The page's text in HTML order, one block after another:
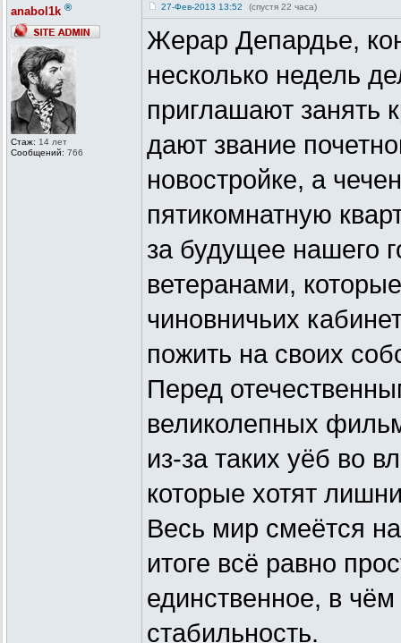
anabol1k ®
Стаж: 14 лет
Сообщений: 766
27-Фев-2013 13:52 (спустя 22 часа)
Жерар Депардье,
несколько недель
приглашают занять
дают звание
новостройке, а
пятикомнатную
за будущее нашего
ветеранами,
чиновничьих
пожить на своих
Перед
великолепных
из-за таких уёб во
которые хотят
Весь мир смеётся
итоге всё равно
единственное, в
стабильность.